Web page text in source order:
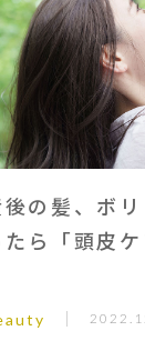
後の髪、ボ
たら「頭皮ケ